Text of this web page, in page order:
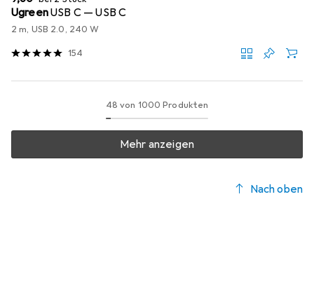
UgreenUSB C — USB C
2 m, USB 2.0, 240 W
154
48 von 1000 Produkten
Mehr anzeigen
Nach oben